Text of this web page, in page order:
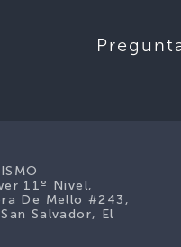
11º Nivel,
De Mello #243,
Salvador, El